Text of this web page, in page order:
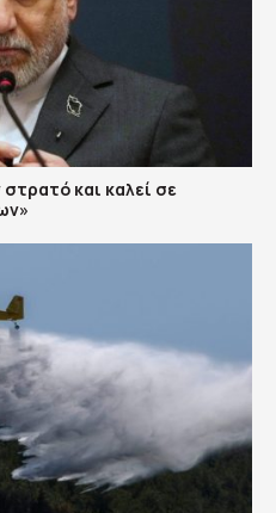
στρατό και καλεί σε